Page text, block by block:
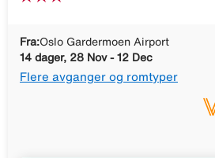
Fra:Oslo Gardermoen Airport
14 dager, 28 Nov - 12 Dec
Flere avganger og romtyper